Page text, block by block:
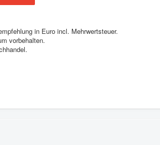
in Euro incl. Mehrwertsteuer.
vorbehalten.